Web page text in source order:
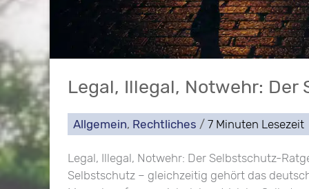
Legal, Illegal, Notwehr:
Allgemein, Rechtliches / 7 Minuten Lesezeit
Legal, Illegal, Notwehr: Der Selbstschutz-
Selbstschutz – gleichzeitig gehört das